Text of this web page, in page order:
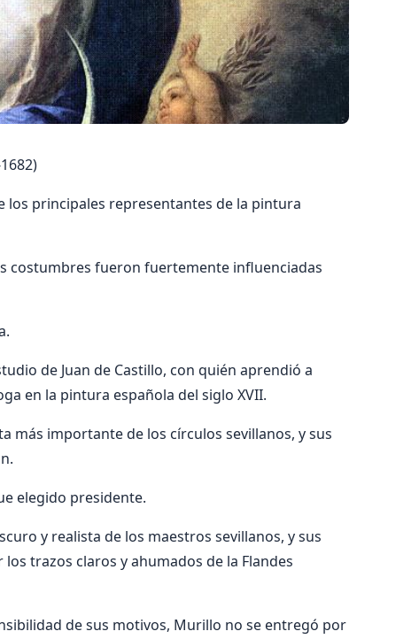
los principales representantes de la pintura
costumbres fueron fuertemente influenciadas
de Juan de Castillo, con quién aprendió a
en la pintura española del siglo XVII.
más importante de los círculos sevillanos, y sus
elegido presidente.
y realista de los maestros sevillanos, y sus
trazos claros y ahumados de la Flandes
de sus motivos, Murillo no se entregó por